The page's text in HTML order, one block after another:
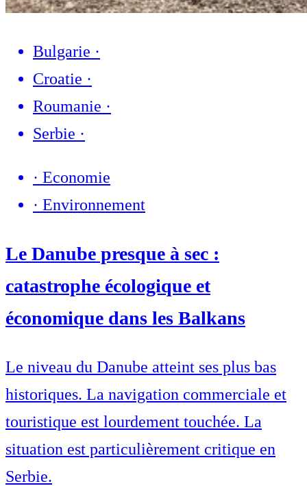
Bulgarie ·
Croatie ·
Roumanie ·
Serbie ·
· Economie
· Environnement
Le Danube presque à sec :
catastrophe écologique et
économique dans les Balkans
Le niveau du Danube atteint ses plus bas
historiques. La navigation commerciale et
touristique est lourdement touchée. La
situation est particulièrement critique en
Serbie.